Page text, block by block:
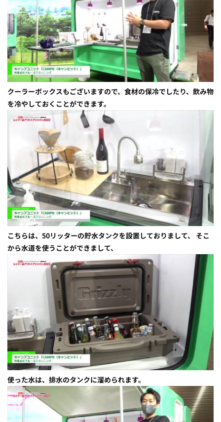
クーラーボックスもございますので、食材の保冷でしたり、飲み物
を冷やしておくことができます。
こちらは、50リッターの貯水タンクを設置しておりまして、 そこ
から水道を使うことができまして、
使った水は、排水のタンクに溜められます。